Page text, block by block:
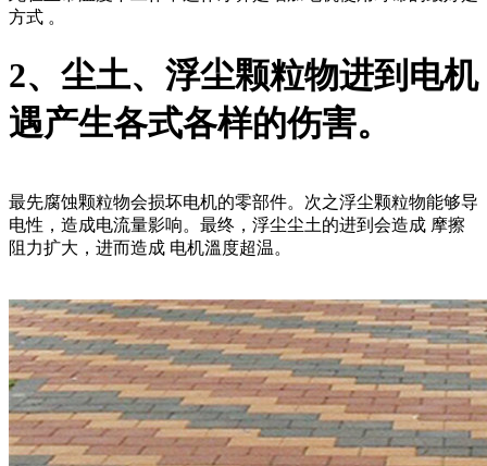
方式 。
2、尘土、浮尘颗粒物进到电机
遇产生各式各样的伤害。
最先腐蚀颗粒物会损坏电机的零部件。次之浮尘颗粒物能够导
电性，造成电流量影响。最终，浮尘尘土的进到会造成 摩擦
阻力扩大，进而造成 电机溫度超温。